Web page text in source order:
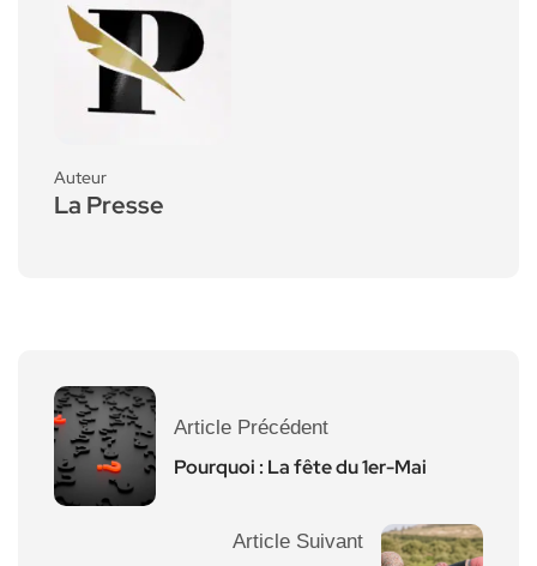
Auteur
La Presse
Article Précédent
Pourquoi : La fête du 1er-Mai
Article Suivant